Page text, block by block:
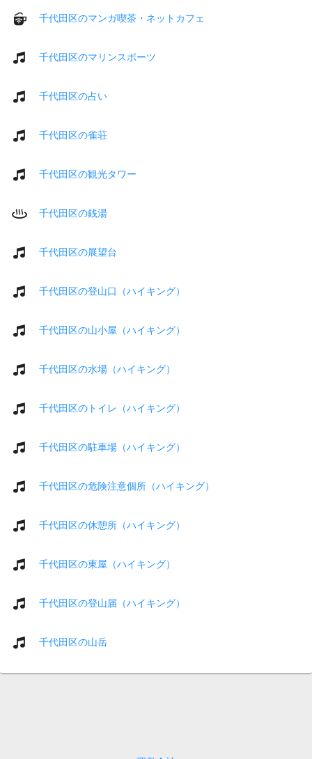
千代田区のマンガ喫茶・ネットカフェ
千代田区のマリンスポーツ
千代田区の占い
千代田区の雀荘
千代田区の観光タワー
千代田区の銭湯
千代田区の展望台
千代田区の登山口（ハイキング）
千代田区の山小屋（ハイキング）
千代田区の水場（ハイキング）
千代田区のトイレ（ハイキング）
千代田区の駐車場（ハイキング）
千代田区の危険注意個所（ハイキング）
千代田区の休憩所（ハイキング）
千代田区の東屋（ハイキング）
千代田区の登山届（ハイキング）
千代田区の山岳